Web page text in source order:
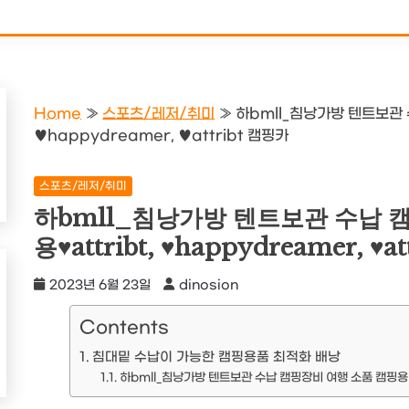
Home »스포츠/레저/취미 » 하bmll_침낭가방 텐트보
♥happydreamer, ♥attribt 캠핑카
스포츠/레저/취미
하bmll_침낭가방 텐트보관 수납
용♥attribt, ♥happydreamer,
2023년 6월 23일 dinosion
Contents
침대밑 수납이 가능한 캠핑용품 최적화 배낭
하bmll_침낭가방 텐트보관 수납 캠핑장비 여행 소